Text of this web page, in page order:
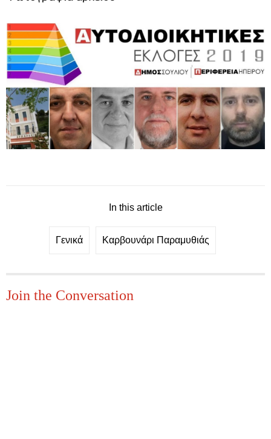
In this article
Γενικά Καρβουνάρι Παραμυθιάς
Join the Conversation